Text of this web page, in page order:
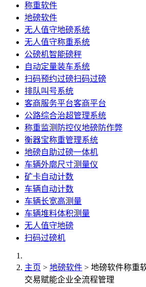
称重软件
地磅软件
无人值守地磅系统
无人值守称重系统
公磅机智能磅秤
自动定量装车系统
扫码预约过磅扫码过磅
排队叫号系统
客商服务平台客商平台
公路综合治超管理系统
称重监测防控仪地磅防作弊
衡器宝称重管理系统
地磅自助过磅一体机
车辆外廓尺寸测量仪
矿卡自动计数
车辆自动计数
车辆长宽高测量
车辆堆料体积测量
无人值守地磅
扫码过磅机
主页 > 地磅软件 > 地磅软件称重
交易赋能企业全流程管理